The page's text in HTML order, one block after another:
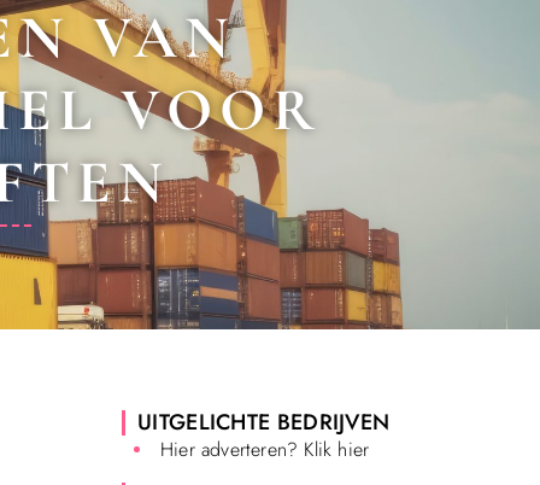
VAN
VOOR
UITGELICHTE BEDRIJVEN
Hier adverteren? Klik hier